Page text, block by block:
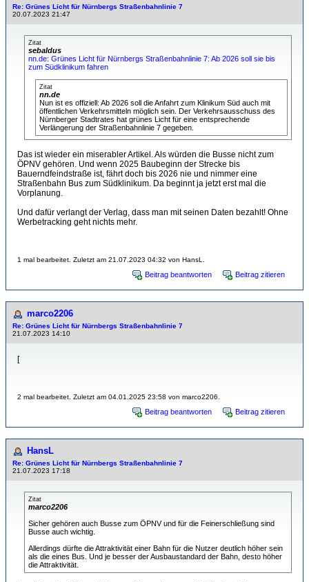
Re: Grünes Licht für Nürnbergs Straßenbahnlinie 7
20.07.2023 21:47
Zitat
sebaldus
nn.de: Grünes Licht für Nürnbergs Straßenbahnlinie 7: Ab 2026 soll sie bis
zum Südklinikum fahren
Zitat
nn.de
Nun ist es offiziell: Ab 2026 soll die Anfahrt zum Klinikum Süd auch mit
öffentlichen Verkehrsmitteln möglich sein. Der Verkehrsausschuss des
Nürnberger Stadtrates hat grünes Licht für eine entsprechende
Verlängerung der Straßenbahnlinie 7 gegeben.
Das ist wieder ein miserabler Artikel. Als würden die Busse nicht zum
ÖPNV gehören. Und wenn 2025 Baubeginn der Strecke bis
Bauerndfeindstraße ist, fährt doch bis 2026 nie und nimmer eine
Straßenbahn Bus zum Südklinikum. Da beginnt ja jetzt erst mal die
Vorplanung.
Und dafür verlangt der Verlag, dass man mit seinen Daten bezahlt! Ohne
Werbetracking geht nichts mehr.
1 mal bearbeitet. Zuletzt am 21.07.2023 04:32 von HansL.
Beitrag beantworten Beitrag zitieren
marco2206
Re: Grünes Licht für Nürnbergs Straßenbahnlinie 7
21.07.2023 14:10
[
2 mal bearbeitet. Zuletzt am 04.01.2025 23:58 von marco2206.
Beitrag beantworten Beitrag zitieren
HansL
Re: Grünes Licht für Nürnbergs Straßenbahnlinie 7
21.07.2023 17:18
Zitat
marco2206
Sicher gehören auch Busse zum ÖPNV und für die Feinerschließung sind
Busse auch wichtig.
Allerdings dürfte die Attraktivität einer Bahn für die Nutzer deutlich höher sein
als die eines Bus. Und je besser der Ausbaustandard der Bahn, desto höher
die Attraktivität.